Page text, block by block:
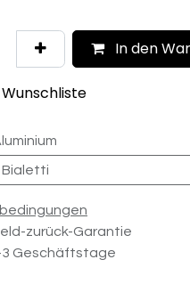
In den
Bialetti
zurück-Garantie
3 Geschäftstage